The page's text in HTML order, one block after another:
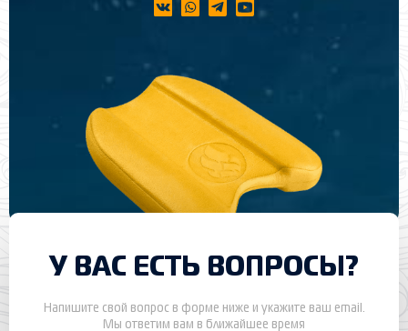
У ВАС ЕСТЬ ВОПРОСЫ?
Напишите свой вопрос в форме ниже и укажите ваш email.
Мы ответим вам в ближайшее время